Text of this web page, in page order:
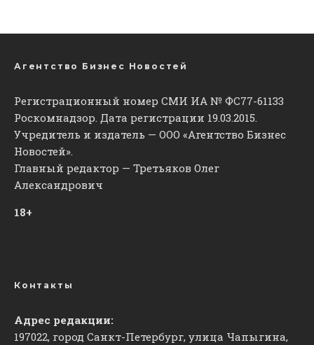
Агентство Бизнес Новостей
Регистрационный номер СМИ ИА № ФС77-61133
Роскомнадзор. Дата регистрации 19.03.2015.
Учредитель и издатель — ООО «Агентство Бизнес
Новостей».
Главный редактор — Третьяков Олег
Александрович
18+
Контакты
Адрес редакции:
197022, город Санкт-Петербург, улица Чапыгина,